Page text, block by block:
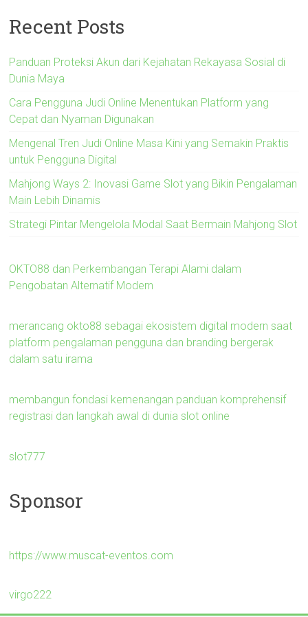
Recent Posts
Panduan Proteksi Akun dari Kejahatan Rekayasa Sosial di
Dunia Maya
Cara Pengguna Judi Online Menentukan Platform yang
Cepat dan Nyaman Digunakan
Mengenal Tren Judi Online Masa Kini yang Semakin Praktis
untuk Pengguna Digital
Mahjong Ways 2: Inovasi Game Slot yang Bikin Pengalaman
Main Lebih Dinamis
Strategi Pintar Mengelola Modal Saat Bermain Mahjong Slot
OKTO88 dan Perkembangan Terapi Alami dalam
Pengobatan Alternatif Modern
merancang okto88 sebagai ekosistem digital modern saat
platform pengalaman pengguna dan branding bergerak
dalam satu irama
membangun fondasi kemenangan panduan komprehensif
registrasi dan langkah awal di dunia slot online
slot777
Sponsor
https://www.muscat-eventos.com
virgo222